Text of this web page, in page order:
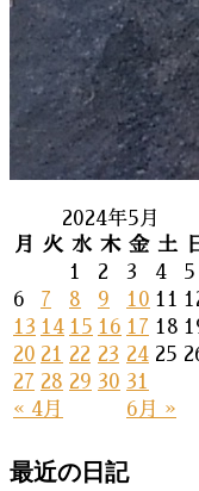
2024年5月
月
火 水 木 金 土
« 4月 6月 »
1 2 3 4
5
6
7 8 9 10 11
13 14 15 16 17 18
20 21 22 23 24 25
27 28 29 30 31
最近の日記